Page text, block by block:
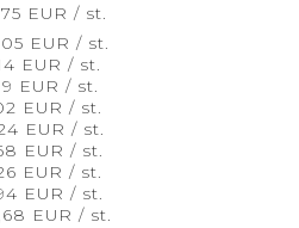
EUR / st.
EUR / st.
EUR / st.
EUR / st.
EUR / st.
EUR / st.
EUR / st.
EUR / st.
EUR / st.
EUR / st.